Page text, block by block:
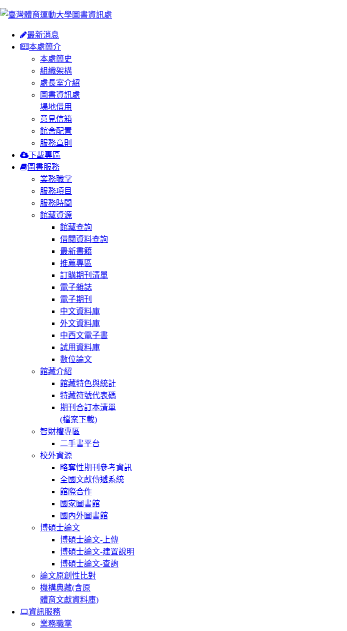
:::
最新消息
本處簡介
本處簡史
組織架構
處長室介紹
圖書資訊處
場地借用
意見信箱
館舍配置
服務章則
下載專區
圖書服務
業務職掌
服務項目
服務時間
館藏資源
館藏查詢
借閱資料查詢
最新書籍
推薦專區
訂購期刊清單
電子雜誌
電子期刊
中文資料庫
外文資料庫
中西文電子書
試用資料庫
數位論文
館藏介紹
館藏特色與統計
特藏符號代表碼
期刊合訂本清單
(檔案下載)
智財權專區
二手書平台
校外資源
略奪性期刊參考資訊
全國文獻傳遞系統
館際合作
國家圖書館
國內外圖書館
博碩士論文
博碩士論文-上傳
博碩士論文-建置說明
博碩士論文-查詢
論文原創性比對
機構典藏(含原
體育文獻資料庫)
資訊服務
業務職掌